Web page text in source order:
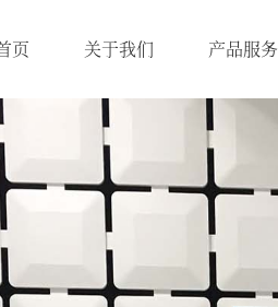
页 关于我们 产品服务